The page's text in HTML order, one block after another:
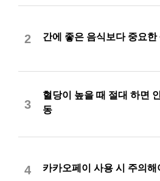
2 간에 좋은 음식보다 중요한
3
혈당이 높을 때 절대 하면
동
4 카카오페이 사용 시 주의해